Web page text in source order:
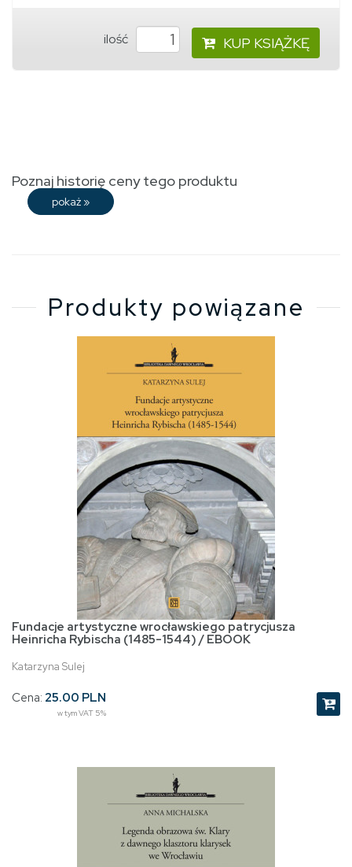
ilość KUP KSIĄŻKĘ
Poznaj historię ceny tego produktu
pokaż »
Produkty powiązane
Fundacje artystyczne wrocławskiego patrycjusza
Heinricha Rybischa (1485-1544) / EBOOK
Katarzyna Sulej
Cena: 25.00 PLN
w tym VAT 5%